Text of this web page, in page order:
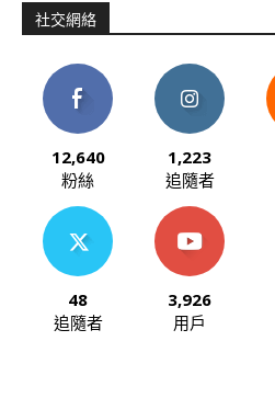
社交網絡
12,640
粉絲
1,223
追隨者
48
追隨者
3,926
用戶